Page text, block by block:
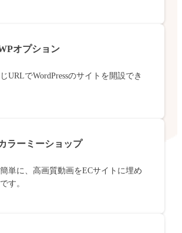
オプション
URLでWordPressのサイトを開設でき
ラーミーショップ
単に、高画質動画をECサイトに埋め
す。